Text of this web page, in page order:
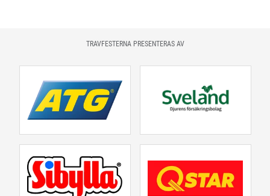
TRAVFESTERNA PRESENTERAS AV